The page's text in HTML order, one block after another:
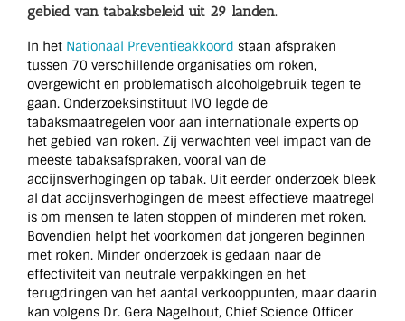
gebied van tabaksbeleid uit 29 landen.
In het Nationaal Preventieakkoord staan afspraken
tussen 70 verschillende organisaties om roken,
overgewicht en problematisch alcoholgebruik tegen te
gaan. Onderzoeksinstituut IVO legde de
tabaksmaatregelen voor aan internationale experts op
het gebied van roken. Zij verwachten veel impact van de
meeste tabaksafspraken, vooral van de
accijnsverhogingen op tabak. Uit eerder onderzoek bleek
al dat accijnsverhogingen de meest effectieve maatregel
is om mensen te laten stoppen of minderen met roken.
Bovendien helpt het voorkomen dat jongeren beginnen
met roken. Minder onderzoek is gedaan naar de
effectiviteit van neutrale verpakkingen en het
terugdringen van het aantal verkooppunten, maar daarin
kan volgens Dr. Gera Nagelhout, Chief Science Officer